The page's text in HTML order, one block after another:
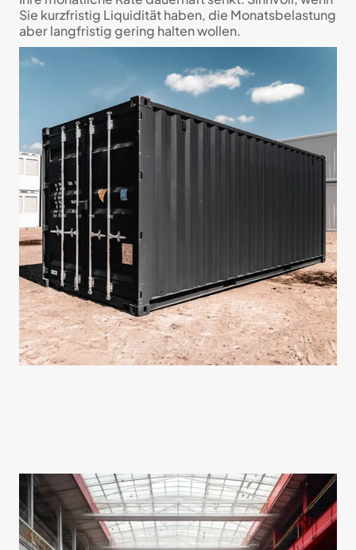
Sie kurzfristig Liquidität haben, die Monatsbelastung
aber langfristig gering halten wollen.